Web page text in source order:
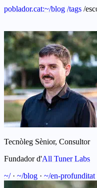
poblador.cat:~/blog /tags /
Tecnòleg Sènior, Consultor
Fundador d'All Tuner Labs
~/ · ~/blog · ~/en-profunditat